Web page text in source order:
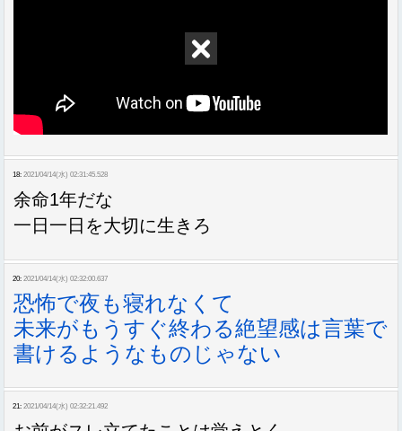
18: 2021/04/14(水) 02:31:45.528
余命1年だな
一日一日を大切に生きろ
20: 2021/04/14(水) 02:32:00.637
恐怖で夜も寝れなくて
未来がもうすぐ終わる絶望感は言葉で
書けるようなものじゃない
21: 2021/04/14(水) 02:32:21.492